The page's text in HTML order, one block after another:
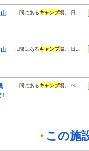
山
…間にあるキャンプ場。 日…
山
…間にあるキャンプ場。 日…
…間にあるキャンプ場。 ペ…
この施